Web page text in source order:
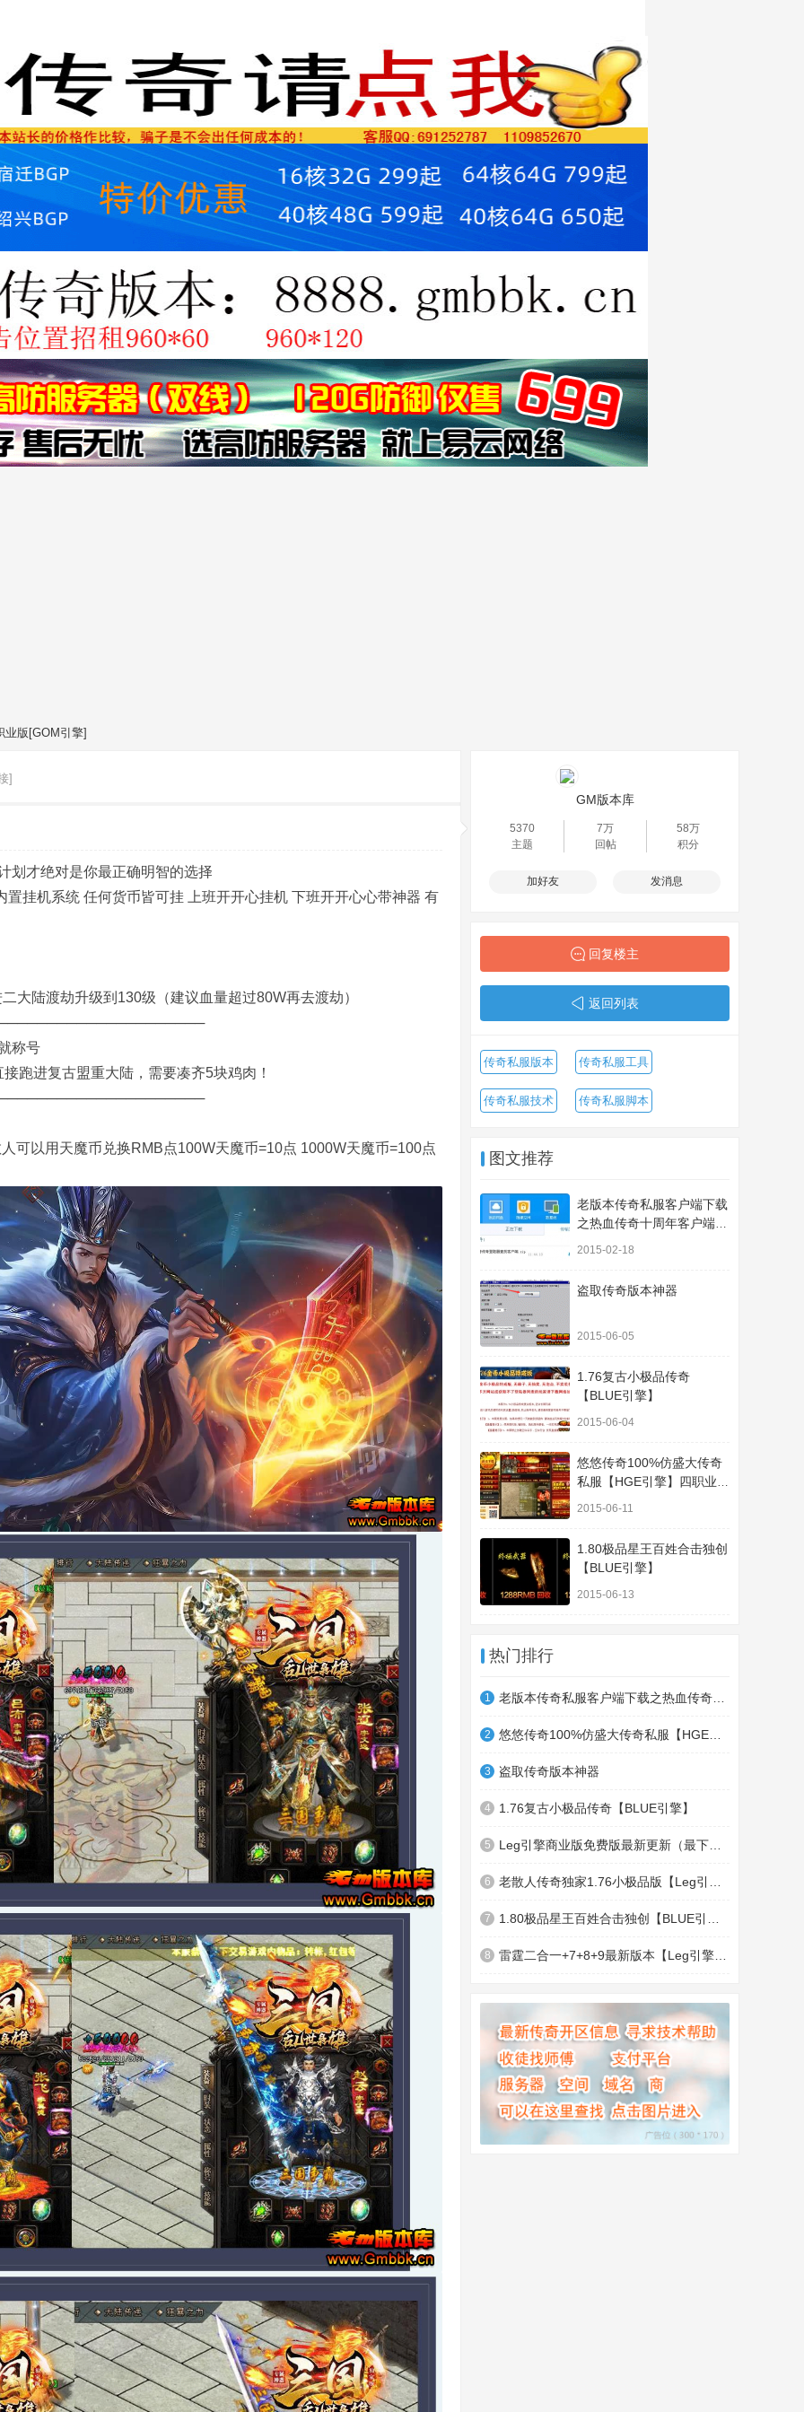
业版[GOM引擎]
]
划才绝对是你最正确明智的选择
挂机系统 任何货币皆可挂 上班开开心挂机 下班开开心心带神器 有
陆渡劫升级到130级（建议血量超过80W再去渡劫）
称号
跑进复古盟重大陆，需要凑齐5块鸡肉！
可以用天魔币兑换RMB点100W天魔币=10点 1000W天魔币=100点
GM版本库
5370
主题
7万
回帖
58万
积分
加好友 发消息
回复楼主
返回列表
传奇私服版本 传奇私服工具
传奇私服技术 传奇私服脚本
图文推荐
老版本传奇私服客户端下载
之热血传奇十周年客户端下
2015-02-18
盗取传奇版本神器
2015-06-05
1.76复古小极品传奇
【BLUE引擎】
2015-06-04
悠悠传奇100%仿盛大传奇
私服【HGE引擎】四职业疯
2015-06-11
1.80极品星王百姓合击独创
【BLUE引擎】
2015-06-13
热门排行
1
2
3 盗取传奇版本神器
4 1.76复古小极品传奇【BLUE引擎】
5
6
7
8